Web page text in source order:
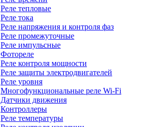
Реле тепловые
Реле тока
Реле напряжения и контроля фаз
Реле промежуточные
Реле импульсные
Фотореле
Реле контроля мощности
Реле защиты электродвигателей
Реле уровня
Многофункциональные реле Wi-Fi
Датчики движения
Контроллеры
Реле температуры